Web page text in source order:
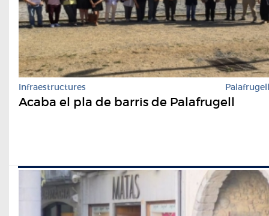
Infraestructures Palafrugell
Acaba el pla de barris de Palafrugell